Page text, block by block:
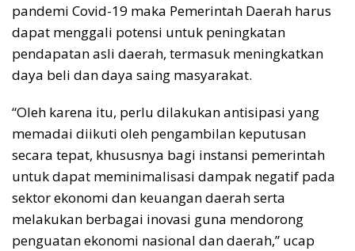
pandemi Covid-19 maka Pemerintah Daerah harus
dapat menggali potensi untuk peningkatan
pendapatan asli daerah, termasuk meningkatkan
daya beli dan daya saing masyarakat.
“Oleh karena itu, perlu dilakukan antisipasi yang
memadai diikuti oleh pengambilan keputusan
secara tepat, khususnya bagi instansi pemerintah
untuk dapat meminimalisasi dampak negatif pada
sektor ekonomi dan keuangan daerah serta
melakukan berbagai inovasi guna mendorong
penguatan ekonomi nasional dan daerah,” ucap